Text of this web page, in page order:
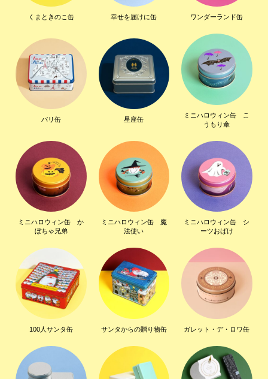
くまときのこ缶 幸せを届けに缶 ワンダーランド缶
パリ缶 星座缶
ミニハロウィン缶 こ
うもり傘
ミニハロウィン缶 か
ぼちゃ兄弟
ミニハロウィン缶 魔
法使い
ミニハロウィン缶 シ
ーツおばけ
100人サンタ缶 サンタからの贈り物缶 ガレット・デ・ロワ缶